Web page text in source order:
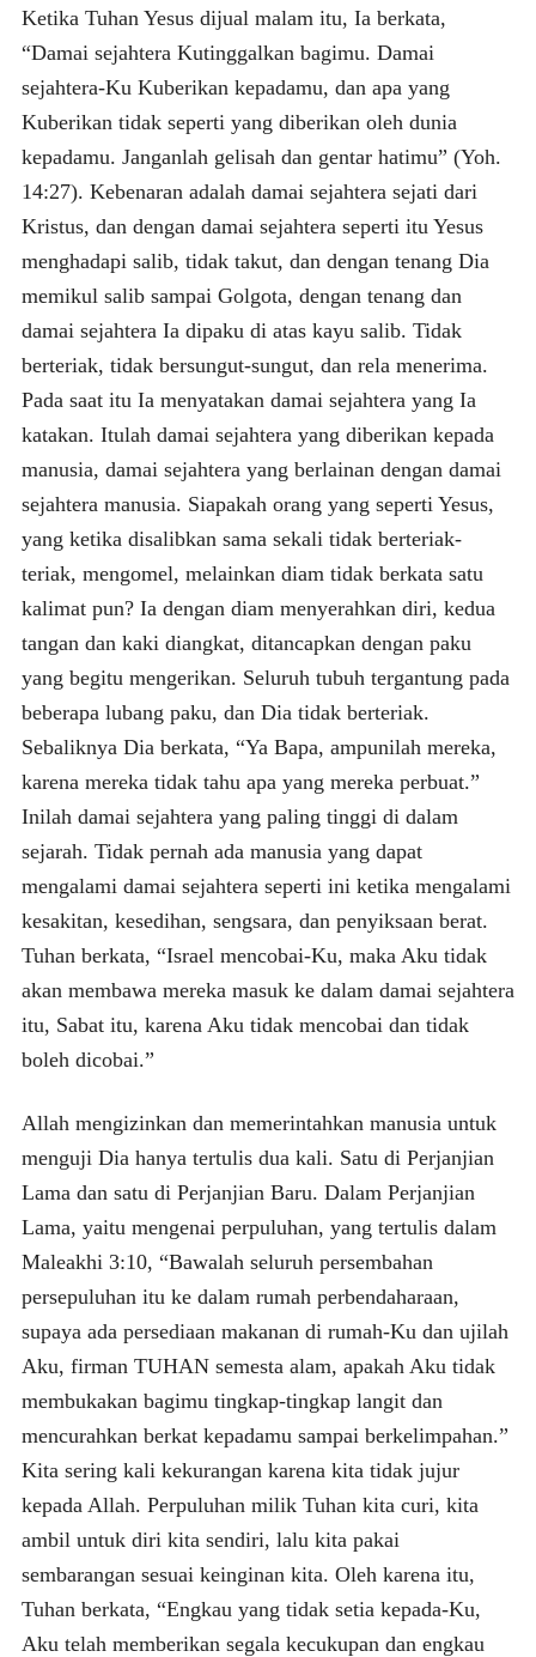
Ketika Tuhan Yesus dijual malam itu, Ia berkata,
“Damai sejahtera Kutinggalkan bagimu. Damai
sejahtera-Ku Kuberikan kepadamu, dan apa yang
Kuberikan tidak seperti yang diberikan oleh dunia
kepadamu. Janganlah gelisah dan gentar hatimu” (Yoh.
14:27). Kebenaran adalah damai sejahtera sejati dari
Kristus, dan dengan damai sejahtera seperti itu Yesus
menghadapi salib, tidak takut, dan dengan tenang Dia
memikul salib sampai Golgota, dengan tenang dan
damai sejahtera Ia dipaku di atas kayu salib. Tidak
berteriak, tidak bersungut-sungut, dan rela menerima.
Pada saat itu Ia menyatakan damai sejahtera yang Ia
katakan. Itulah damai sejahtera yang diberikan kepada
manusia, damai sejahtera yang berlainan dengan damai
sejahtera manusia. Siapakah orang yang seperti Yesus,
yang ketika disalibkan sama sekali tidak berteriak-
teriak, mengomel, melainkan diam tidak berkata satu
kalimat pun? Ia dengan diam menyerahkan diri, kedua
tangan dan kaki diangkat, ditancapkan dengan paku
yang begitu mengerikan. Seluruh tubuh tergantung pada
beberapa lubang paku, dan Dia tidak berteriak.
Sebaliknya Dia berkata, “Ya Bapa, ampunilah mereka,
karena mereka tidak tahu apa yang mereka perbuat.”
Inilah damai sejahtera yang paling tinggi di dalam
sejarah. Tidak pernah ada manusia yang dapat
mengalami damai sejahtera seperti ini ketika mengalami
kesakitan, kesedihan, sengsara, dan penyiksaan berat.
Tuhan berkata, “Israel mencobai-Ku, maka Aku tidak
akan membawa mereka masuk ke dalam damai sejahtera
itu, Sabat itu, karena Aku tidak mencobai dan tidak
boleh dicobai.”
Allah mengizinkan dan memerintahkan manusia untuk
menguji Dia hanya tertulis dua kali. Satu di Perjanjian
Lama dan satu di Perjanjian Baru. Dalam Perjanjian
Lama, yaitu mengenai perpuluhan, yang tertulis dalam
Maleakhi 3:10, “Bawalah seluruh persembahan
persepuluhan itu ke dalam rumah perbendaharaan,
supaya ada persediaan makanan di rumah-Ku dan ujilah
Aku, firman TUHAN semesta alam, apakah Aku tidak
membukakan bagimu tingkap-tingkap langit dan
mencurahkan berkat kepadamu sampai berkelimpahan.”
Kita sering kali kekurangan karena kita tidak jujur
kepada Allah. Perpuluhan milik Tuhan kita curi, kita
ambil untuk diri kita sendiri, lalu kita pakai
sembarangan sesuai keinginan kita. Oleh karena itu,
Tuhan berkata, “Engkau yang tidak setia kepada-Ku,
Aku telah memberikan segala kecukupan dan engkau